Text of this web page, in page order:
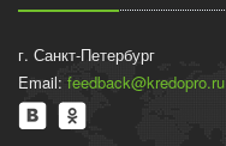
г. Санкт-Петербург
Email: feedback@kredopro.ru